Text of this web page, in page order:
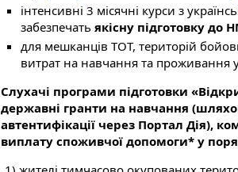
інтенсивні 3 місячні курси з
забезпечать якісну підготовку до
для мешканців ТОТ, територій
витрат на навчання та проживання
Слухачі програми підготовки
державні гранти на навчання
автентифікації через Портал Дія),
виплату споживчої допомоги* у